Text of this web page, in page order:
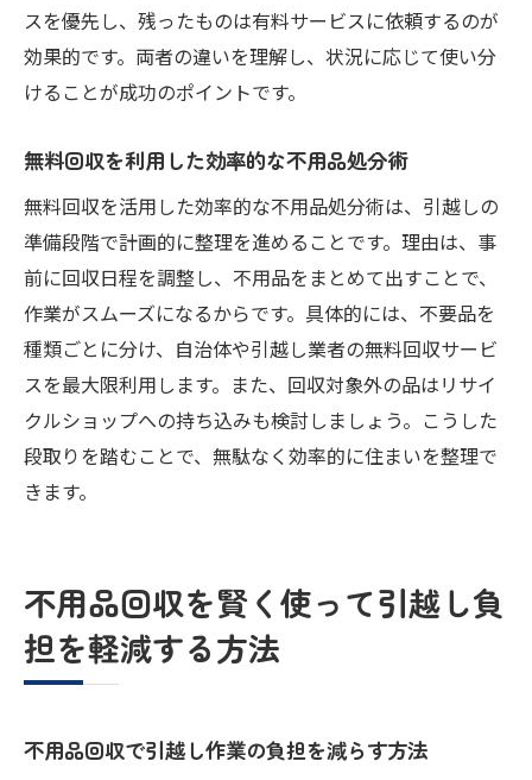
スを優先し、残ったものは有料サービスに依頼するのが
効果的です。両者の違いを理解し、状況に応じて使い分
けることが成功のポイントです。
無料回収を利用した効率的な不用品処分術
無料回収を活用した効率的な不用品処分術は、引越しの
準備段階で計画的に整理を進めることです。理由は、事
前に回収日程を調整し、不用品をまとめて出すことで、
作業がスムーズになるからです。具体的には、不要品を
種類ごとに分け、自治体や引越し業者の無料回収サービ
スを最大限利用します。また、回収対象外の品はリサイ
クルショップへの持ち込みも検討しましょう。こうした
段取りを踏むことで、無駄なく効率的に住まいを整理で
きます。
不用品回収を賢く使って引越し負
担を軽減する方法
不用品回収で引越し作業の負担を減らす方法